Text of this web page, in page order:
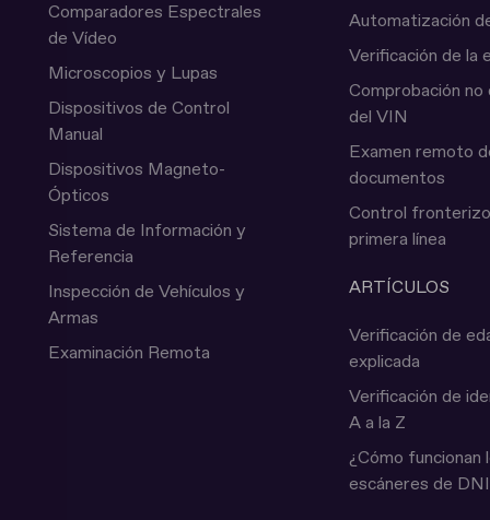
Comparadores Espectrales
de Vídeo
Microscopios y Lupas
Dispositivos de Control
Manual
Dispositivos Magneto-
Ópticos
Sistema de Información y
Referencia
Inspección de Vehículos y
Armas
Examinación Remota
Automatización
Verificación de la
Comprobación
del VIN
Examen remoto
documentos
Control
primera línea
ARTÍCULOS
Verificación de
explicada
Verificación de
A a la Z
¿Cómo funcionan
escáneres de